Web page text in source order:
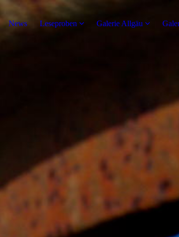
News Leseproben Galerie Allgäu